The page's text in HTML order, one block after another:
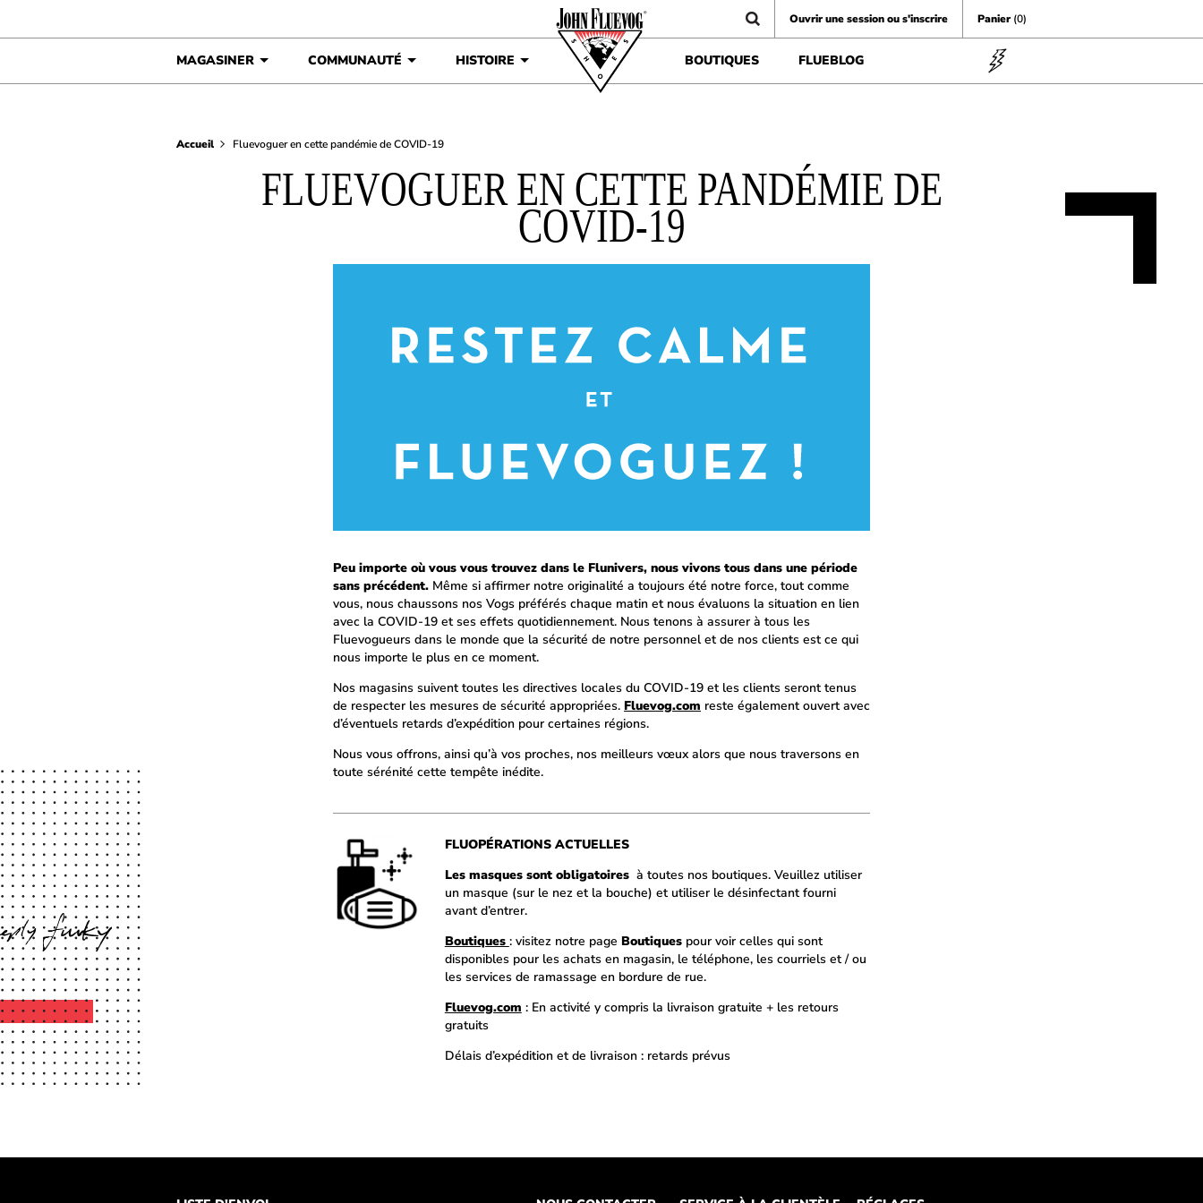
Ouvrir une session ou s'inscrire Panier(0)
MAGASINER COMMUNAUTÉ HISTOIRE BOUTIQUES FLUEBLOG
Accueil Fluevoguer en cette pandémie de COVID-19
FLUEVOGUER EN CETTE PANDÉMIE DE
COVID-19
Peu importe où vous vous trouvez dans le Flunivers, nous vivons tous dans une période
sans précédent. Même si affirmer notre originalité a toujours été notre force, tout comme
vous, nous chaussons nos Vogs préférés chaque matin et nous évaluons la situation en lien
avec la COVID-19 et ses effets quotidiennement. Nous tenons à assurer à tous les
Fluevogueurs dans le monde que la sécurité de notre personnel et de nos clients est ce qui
nous importe le plus en ce moment.
Nos magasins suivent toutes les directives locales du COVID-19 et les clients seront tenus
de respecter les mesures de sécurité appropriées. Fluevog.com reste également ouvert avec
d’éventuels retards d’expédition pour certaines régions.
Nous vous offrons, ainsi qu’à vos proches, nos meilleurs vœux alors que nous traversons en
toute sérénité cette tempête inédite.
FLUOPÉRATIONS ACTUELLES
Les masques sont obligatoiresà toutes nos boutiques. Veuillez utiliser
un masque (sur le nez et la bouche) et utiliser le désinfectant fourni
avant d’entrer.
Boutiques : visitez notre page Boutiquespour voir celles qui sont
disponibles pour les achats en magasin, le téléphone, les courriels et / ou
les services de ramassage en bordure de rue.
Fluevog.com : En activité y compris la livraison gratuite + les retours
gratuits
Délais d’expédition et de livraison : retards prévus